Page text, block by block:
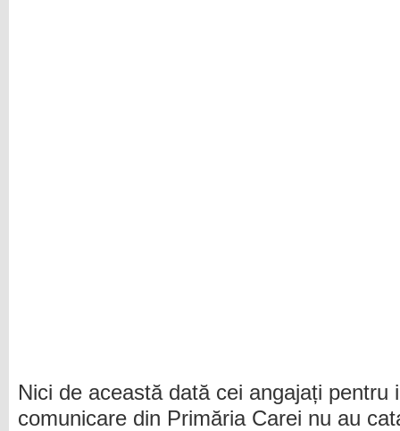
Nici de această dată cei angajați
comunicare din Primăria Carei nu au